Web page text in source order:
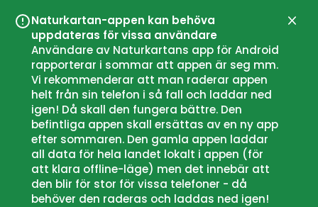
Naturkartan-appen kan behöva
uppdateras för vissa användare
Användare av Naturkartans app för Android
rapporterar i sommar att appen är seg mm.
Vi rekommenderar att man raderar appen
helt från sin telefon i så fall och laddar ned
igen! Då skall den fungera bättre. Den
befintliga appen skall ersättas av en ny app
efter sommaren. Den gamla appen laddar
all data för hela landet lokalt i appen (för
att klara offline-läge) men det innebär att
den blir för stor för vissa telefoner - då
behöver den raderas och laddas ned igen!